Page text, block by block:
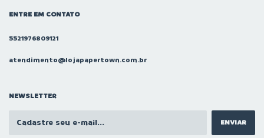
ENTRE EM CONTATO
5521976809121
atendimento@lojapapertown.com.br
NEWSLETTER